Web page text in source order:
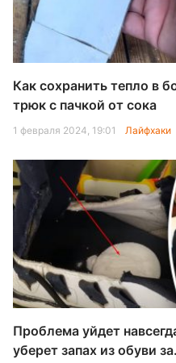
Как сохранить тепло в
трюк с пачкой от сока
1 февраля 2024, 19:01 Лайфхаки
Проблема уйдет
уберет запах из обуви